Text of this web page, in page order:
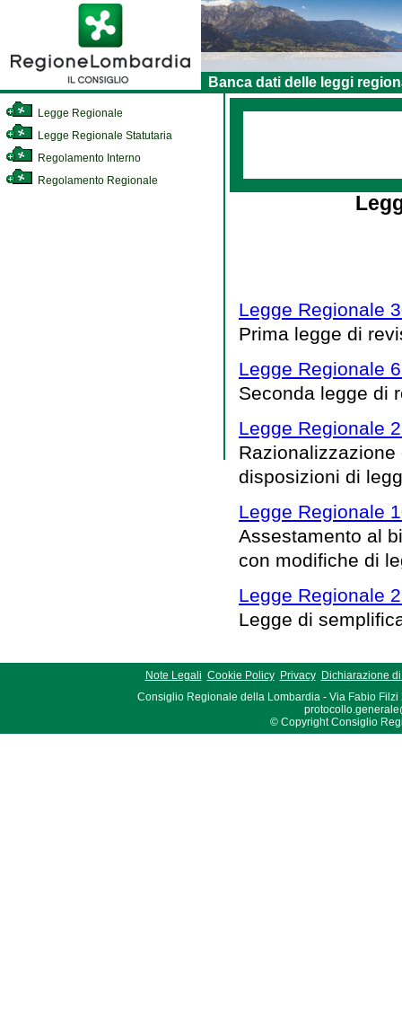
Banca dati delle leggi
Legge Regionale
Legge Regionale Statutaria
Regolamento Interno
Regolamento Regionale
Legge Regionale
Prima legge di
Legge Regionale
Seconda legge di
Legge Regionale
disposizioni di
Legge Regionale
Assestamento al
con modifiche di
Legge Regionale
Legge di
Note Legali Cookie Policy Privacy
Dichiarazione
Consiglio Regionale della Lombardia - Via Fabio Filzi
© Copyright Consiglio